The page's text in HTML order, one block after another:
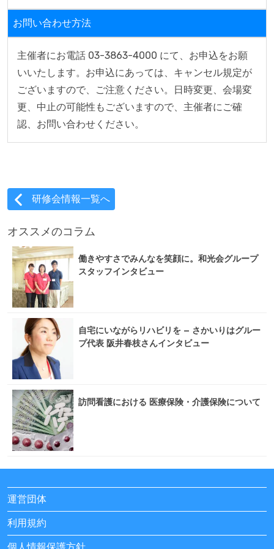
お問い合わせ方法
主催者にお電話 03-3863-4000 にて、お申込をお願
いいたします。お申込にあっては、キャンセル規定が
ございますので、ご注意ください。日時変更、会場変
更、中止の可能性もございますので、主催者にご確
認、お問い合わせください。
研修会情報一覧へ
オススメのコラム
働きやすさでみんなを笑顔に。和光会グループ
スタッフインタビュー
自宅にいながらリハビリを – さかいりはグルー
プ代表 阪井春枝さんインタビュー
訪問看護における 医療保険・介護保険について
運営団体
利用規約
個人情報保護方針